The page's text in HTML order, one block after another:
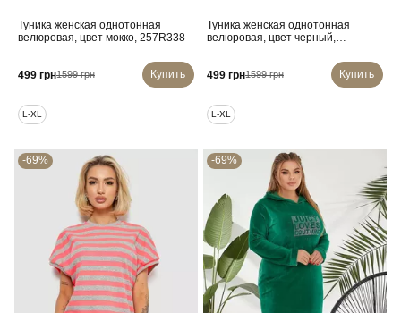
Туника женская однотонная
велюровая, цвет мокко, 257R338
499 грн1599 грн Купить
L-XL
Туника женская однотонная
велюровая, цвет черный,
499 грн1599 грн Купить
L-XL
-69% -69%